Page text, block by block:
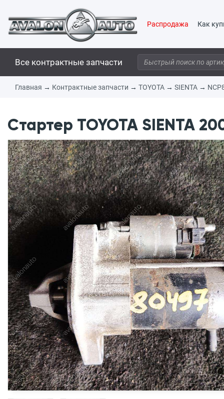
Распродажа Как
Все контрактные запчасти
Главная → Контрактные запчасти → TOYOTA → SIENTA →
Стартер TOYOTA SIENTA